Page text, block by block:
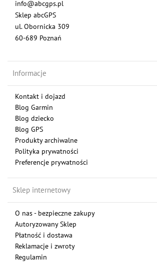
info@abcgps.pl
Sklep abcGPS
ul. Obornicka 309
60-689 Poznań
Informacje
Kontakt i dojazd
Blog Garmin
Blog dziecko
Blog GPS
Produkty archiwalne
Polityka prywatności
Preferencje prywatności
Sklep internetowy
O nas - bezpieczne zakupy
Autoryzowany Sklep
Płatność i dostawa
Reklamacje i zwroty
Regulamin